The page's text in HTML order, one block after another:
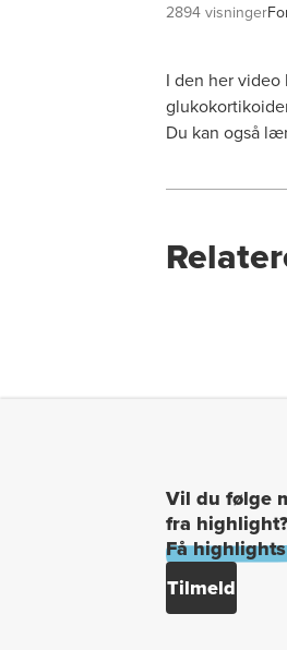
2894 visninger
I den her
Du kan også
Vil du følge
fra highlight?
Få
Tilmeld